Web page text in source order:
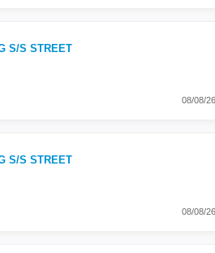
08/08/26
S/S STREET
08/08/26
S/S STREET